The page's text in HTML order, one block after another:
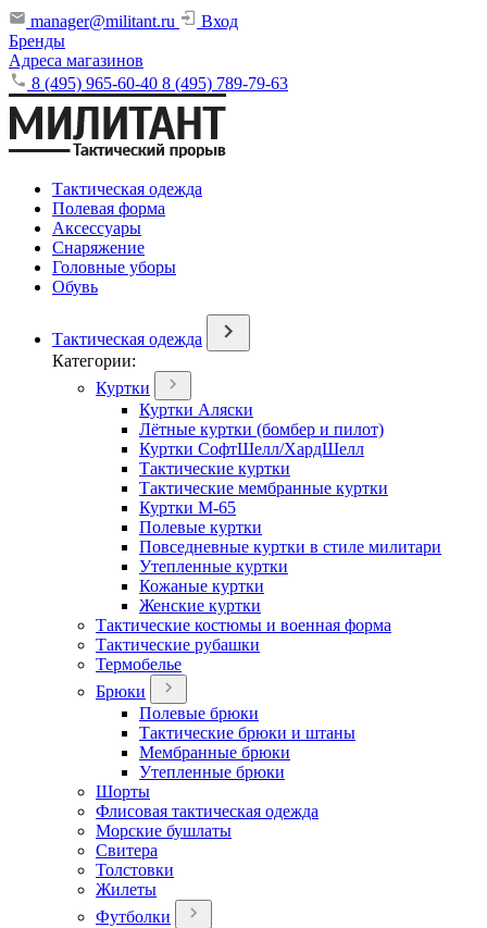
manager@militant.ru
Вход
Бренды
Адреса магазинов
8 (495) 965-60-40 8 (495) 789-79-63
Тактическая одежда
Полевая форма
Аксессуары
Снаряжение
Головные уборы
Обувь
Тактическая одежда
Категории:
Куртки
Куртки Аляски
Лётные куртки (бомбер и пилот)
Куртки СофтШелл/ХардШелл
Тактические куртки
Тактические мембранные куртки
Куртки М-65
Полевые куртки
Повседневные куртки в стиле милитари
Утепленные куртки
Кожаные куртки
Женские куртки
Тактические костюмы и военная форма
Тактические рубашки
Термобелье
Брюки
Полевые брюки
Тактические брюки и штаны
Мембранные брюки
Утепленные брюки
Шорты
Флисовая тактическая одежда
Морские бушлаты
Свитера
Толстовки
Жилеты
Футболки